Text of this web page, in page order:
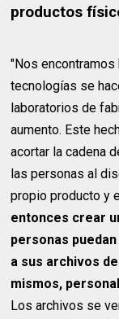
productos
"Nos encontramos
tecnologías se
laboratorios de
aumento. Este
acortar la cadena
las personas al
propio producto y
entonces crear
personas
a sus archivos
mismos,
Los archivos se